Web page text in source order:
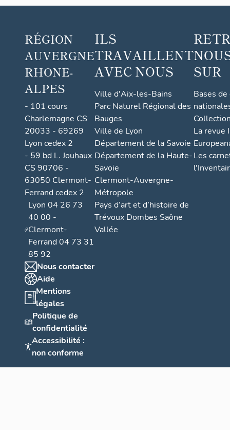
RÉGION
AUVERGNE
RHONE-
ALPES
- 101 cours
Charlemagne CS
20033 - 69269
Lyon cedex 2
- 59 bd L. Jouhaux
CS 90706 -
63050 Clermont-
Ferrand cedex 2
Lyon 04 26 73
40 00 -
Clermont-
Ferrand 04 73 31
85 92
Nous contacter
Aide
Mentions
légales
Politique de
confidentialité
Accessibilité :
non conforme
ILS
TRAVAILLENT
AVEC NOUS
Ville d'Aix-les-Bains
Parc Naturel Régional des
Bauges
Ville de Lyon
Département de la Savoie
Département de la Haute-
Savoie
Clermont-Auvergne-
Métropole
Pays d’art et d’histoire de
Trévoux Dombes Saône
Vallée
SUR
Bases
La revue
Les